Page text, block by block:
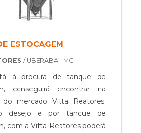
ESTOCAGEM
/ UBERABA - MG
à procura de tanque de
conseguirá encontrar na
do mercado Vitta Reatores.
desejo é por tanque de
com a Vitta Reatores poderá